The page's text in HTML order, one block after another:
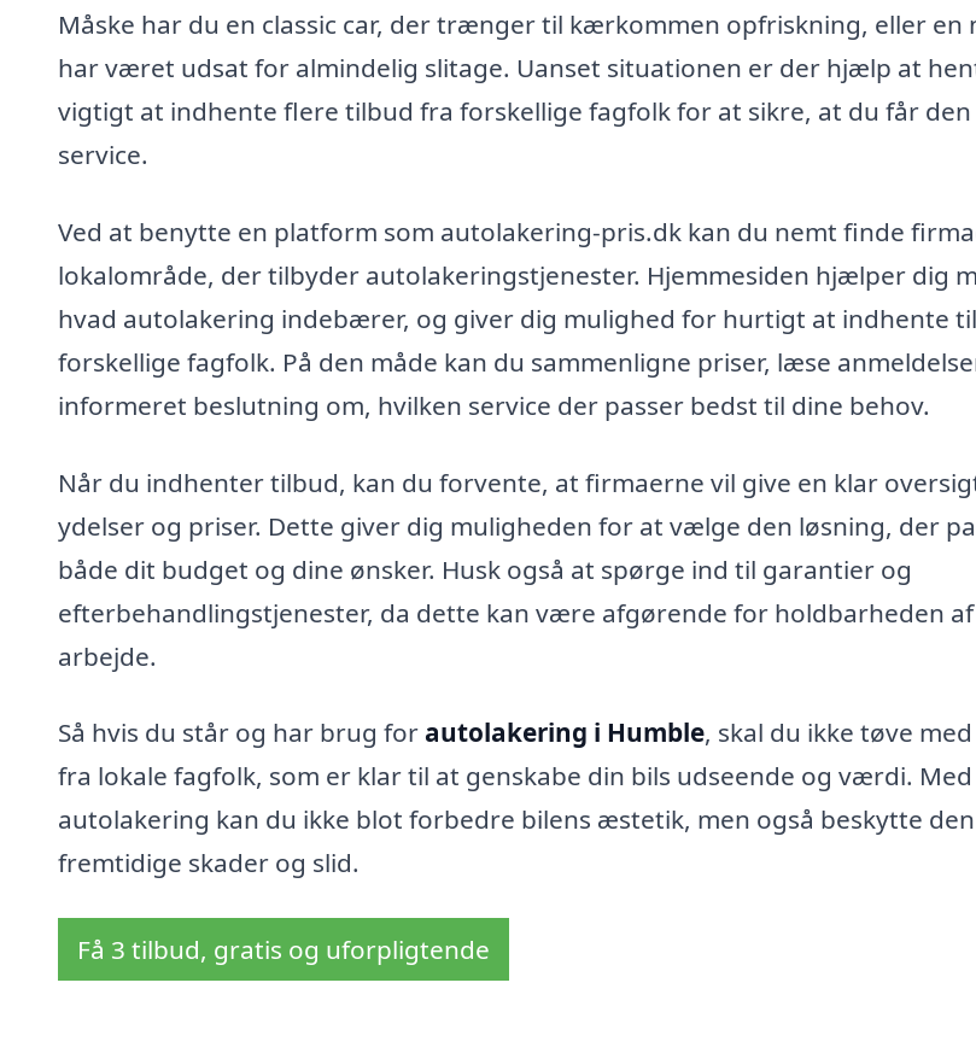
Måske har du en classic car, der trænger til kærkommen opfriskning, eller en
har været udsat for almindelig slitage. Uanset situationen er der hjælp at
vigtigt at indhente flere tilbud fra forskellige fagfolk for at sikre, at du får
service.
Ved at benytte en platform som autolakering-pris.dk kan du nemt finde
lokalområde, der tilbyder autolakeringstjenester. Hjemmesiden hjælper dig
hvad autolakering indebærer, og giver dig mulighed for hurtigt at indhente
forskellige fagfolk. På den måde kan du sammenligne priser, læse
informeret beslutning om, hvilken service der passer bedst til dine behov.
Når du indhenter tilbud, kan du forvente, at firmaerne vil give en klar
ydelser og priser. Dette giver dig muligheden for at vælge den løsning, der
både dit budget og dine ønsker. Husk også at spørge ind til garantier og
efterbehandlingstjenester, da dette kan være afgørende for holdbarheden
arbejde.
Så hvis du står og har brug for autolakering i Humble, skal du ikke tøve
fra lokale fagfolk, som er klar til at genskabe din bils udseende og værdi.
autolakering kan du ikke blot forbedre bilens æstetik, men også beskytte
fremtidige skader og slid.
Få 3 tilbud, gratis og uforpligtende